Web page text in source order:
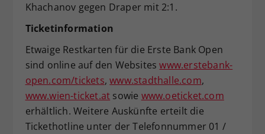
Khachanov gegen Draper mit 2:1.
Ticketinformation
Etwaige Restkarten für die Erste Bank Open
sind online auf den Websiteswww.erstebank-
open.com/tickets,www.stadthalle.com,
www.wien-ticket.at sowie www.oeticket.com
erhältlich. Weitere Auskünfte erteilt die
Tickethotline unter der Telefonnummer 01 /